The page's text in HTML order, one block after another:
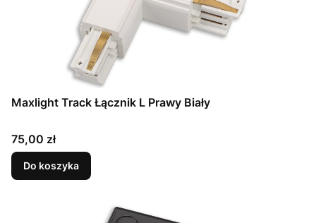
Maxlight Track Łącznik L Prawy Biały
Cena
75,00 zł
Do koszyka